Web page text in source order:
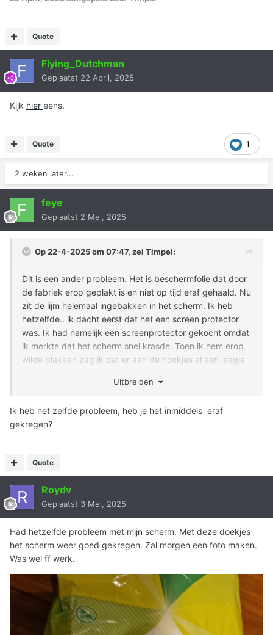
Quote
Flying_Dutchman
Geplaatst 22 April, 2025
Kijk hier eens.
1
Quote
2 weken later...
feye
Geplaatst 2 Mei, 2025
Op 22-4-2025 om 07:47, zei Timpel:
Dit is een ander probleem. Het is beschermfolie dat door
de fabriek erop geplakt is en niet op tijd eraf gehaald. Nu
zit de lijm helemaal ingebakken in het scherm. Ik heb
hetzelfde.. ik dacht eerst dat het een screen protector
was. Ik had namelijk een screenprotector gekocht omdat
ik merkte dat het scherm snel krasde. Toen ik hem erop
wilde plakken zag ik dat er aan de hoekjes al een laagje
Uitbreiden
Ik heb het zelfde probleem, heb je het inmiddels eraf
gekregen?
Quote
Roydv
Geplaatst 3 Mei, 2025
Had hetzelfde probleem met mijn scherm. Met deze doekjes
het scherm weer goed gekregen. Zal morgen een foto maken.
Was wel ff werk.